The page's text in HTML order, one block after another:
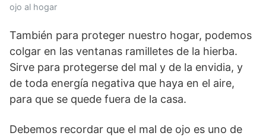
ojo al hogar
También para proteger nuestro hogar, podemos
colgar en las ventanas ramilletes de la hierba.
Sirve para protegerse del mal y de la envidia, y
de toda energía negativa que haya en el aire,
para que se quede fuera de la casa.
Debemos recordar que el mal de ojo es uno de